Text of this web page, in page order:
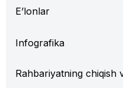
E’lonlar
Infografika
Rahbariyatning chiqish